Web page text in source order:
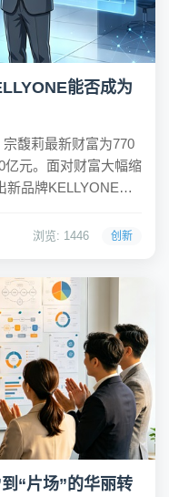
能否成为
馥莉最新财富为770
亿元。面对财富大幅缩
新品牌KELLYONE及
品牌的知名度，未来
浏览: 1446 创新
“片场”的华丽转